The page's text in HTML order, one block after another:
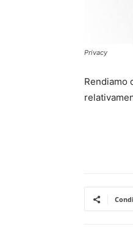
Privacy
Rendiamo